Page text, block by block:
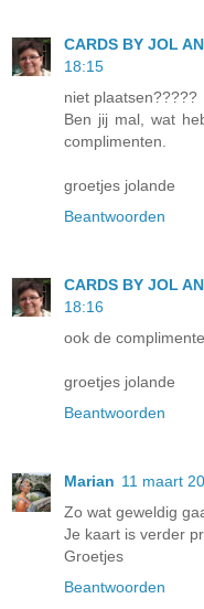
CARDS BY JOL
18:15
niet plaatsen?????
Ben jij mal, wat
complimenten.
groetjes jolande
Beantwoorden
CARDS BY JOL
18:16
ook de
groetjes jolande
Beantwoorden
Marian 11 maart
Zo wat geweldig
Je kaart is verder
Groetjes
Beantwoorden